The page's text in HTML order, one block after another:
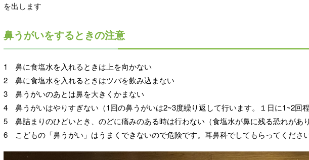
を出します
鼻うがいをするときの注意
1 鼻に食塩水を入れるときは上を向かない
2 鼻に食塩水を入れるときはツバを飲み込まない
3 鼻うがいのあとは鼻を大きくかまない
4 鼻うがいはやりすぎない（1回の鼻うがいは2~3度繰り返して行います。１日に1~2回程
5 鼻詰まりのひどいとき、のどに痛みのある時は行わない（食塩水が鼻に残る恐れがあり
6 こどもの「鼻うがい」はうまくできないので危険です。耳鼻科でしてもらってください